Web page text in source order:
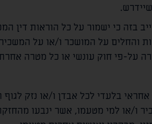
בזה כי ישמור על כל הוראות דין
והחלים על המושכר ו/או על
על-פי חוק עונשי או כל מטרה
בלעדי לכל אבדן ו/או נזק
ו/או למי מטעמו, אשר ינבעו